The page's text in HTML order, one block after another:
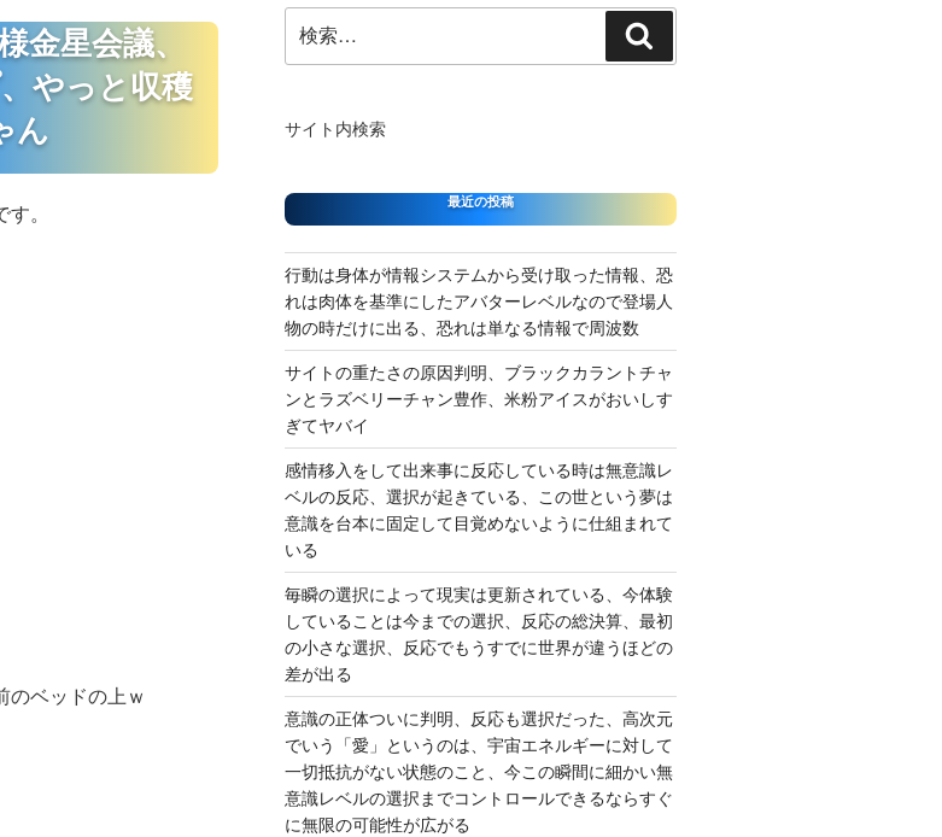
金星会議、
やっと収穫
ん
。
のベッドの上ｗ
索:
索
サイト内検索
最近の投稿
行動は身体が情報システムから受け取った情報、恐
れは肉体を基準にしたアバターレベルなので登場人
物の時だけに出る、恐れは単なる情報で周波数
サイトの重たさの原因判明、ブラックカラントチャ
ンとラズベリーチャン豊作、米粉アイスがおいしす
ぎてヤバイ
感情移入をして出来事に反応している時は無意識レ
ベルの反応、選択が起きている、この世という夢は
意識を台本に固定して目覚めないように仕組まれて
いる
毎瞬の選択によって現実は更新されている、今体験
していることは今までの選択、反応の総決算、最初
の小さな選択、反応でもうすでに世界が違うほどの
差が出る
意識の正体ついに判明、反応も選択だった、高次元
でいう「愛」というのは、宇宙エネルギーに対して
一切抵抗がない状態のこと、今この瞬間に細かい無
意識レベルの選択までコントロールできるならすぐ
に無限の可能性が広がる